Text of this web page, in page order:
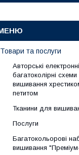
Товари та послуги
Авторські електронні
багатоколірні
вишивання
петитом
Тканини для
Послуги
Багатокольорові
вишивання